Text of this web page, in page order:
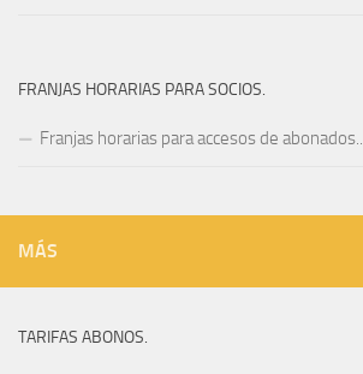
FRANJAS HORARIAS PARA SOCIOS.
Franjas horarias para accesos de abonados..
MÁS
TARIFAS ABONOS.